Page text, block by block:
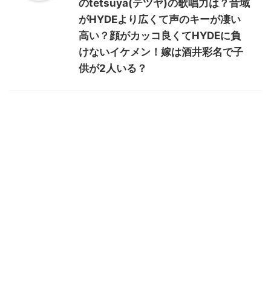
のtetsuya(テツヤ)の歌唱力は？音域
がHYDEより広くて声のキーが凄い
高い？顔がカッコ良くてHYDEに負
けないイケメン！嫁は酒井彩名で子
供が2人いる？